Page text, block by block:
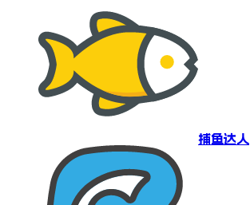
捕鱼达人